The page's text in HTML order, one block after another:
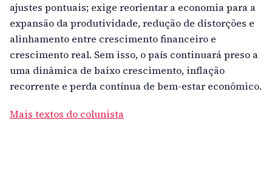
ajustes pontuais; exige reorientar a economia para a
expansão da produtividade, redução de distorções e
alinhamento entre crescimento financeiro e
crescimento real. Sem isso, o país continuará preso a
uma dinâmica de baixo crescimento, inflação
recorrente e perda contínua de bem-estar econômico.
Mais textos do colunista